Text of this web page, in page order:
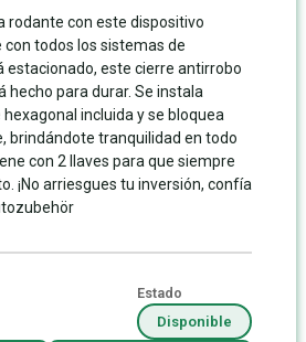
rodante con este dispositivo
todos los sistemas de
estacionado, este cierre antirrobo
hecho para durar. Se instala
incluida y se bloquea
brindándote tranquilidad en todo
con 2 llaves para que siempre
¡No arriesgues tu inversión, confía
Estado
Disponible